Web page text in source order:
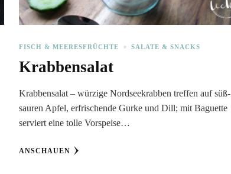
FISCH & MEERESFRÜCHTE SALATE & SNACKS
Krabbensalat
Krabbensalat – würzige Nordseekrabben treffen auf süß-
sauren Apfel, erfrischende Gurke und Dill; mit Baguette
serviert eine tolle Vorspeise…
ANSCHAUEN